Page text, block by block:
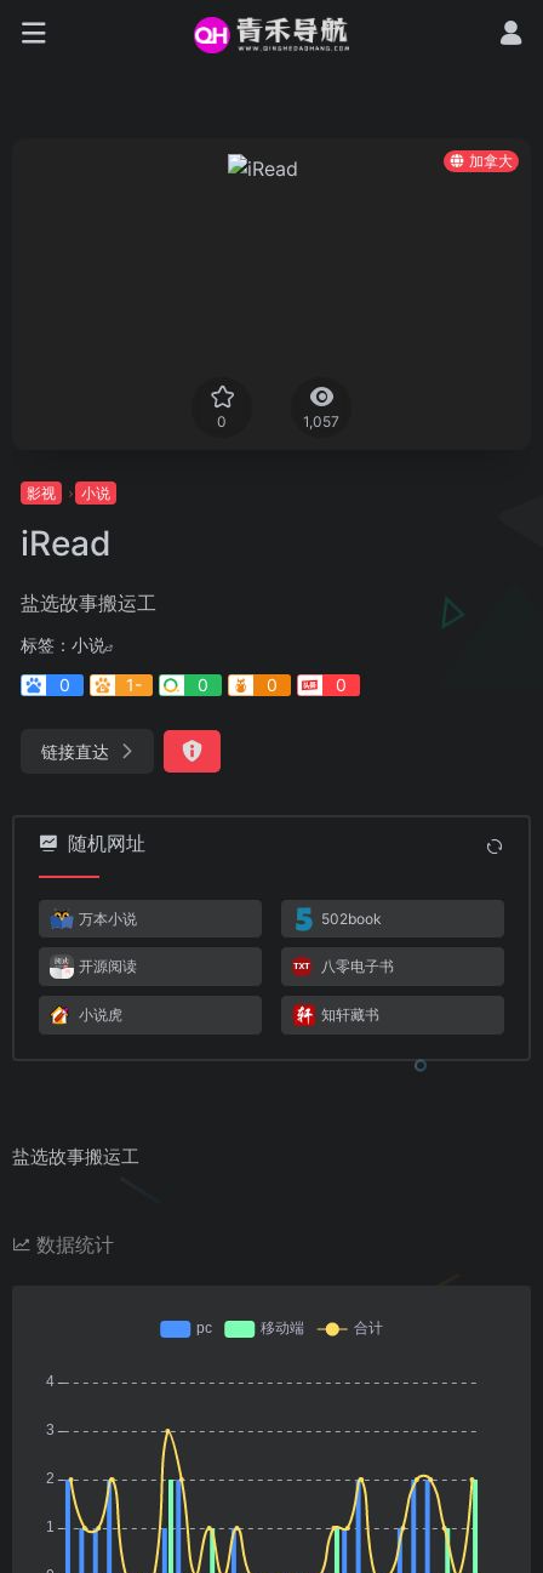
加拿大
0 1,057
影视 小说
iRead
盐选故事搬运工
标签： 小说
0
1- 0 0 0
链接直达
随机网址
万本小说 502book
开源阅读 八零电子书
小说虎 知轩藏书
盐选故事搬运工
数据统计